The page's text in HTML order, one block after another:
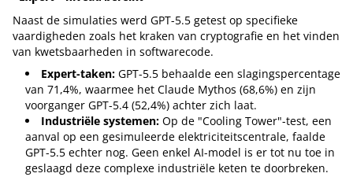
Naast de simulaties werd GPT-5.5 getest op specifieke
vaardigheden zoals het kraken van cryptografie en het vinden
van kwetsbaarheden in softwarecode.
Expert-taken: GPT-5.5 behaalde een slagingspercentage
van 71,4%, waarmee het Claude Mythos (68,6%) en zijn
voorganger GPT-5.4 (52,4%) achter zich laat.
Industriële systemen: Op de "Cooling Tower"-test, een
aanval op een gesimuleerde elektriciteitscentrale, faalde
GPT-5.5 echter nog. Geen enkel AI-model is er tot nu toe in
geslaagd deze complexe industriële keten te doorbreken.